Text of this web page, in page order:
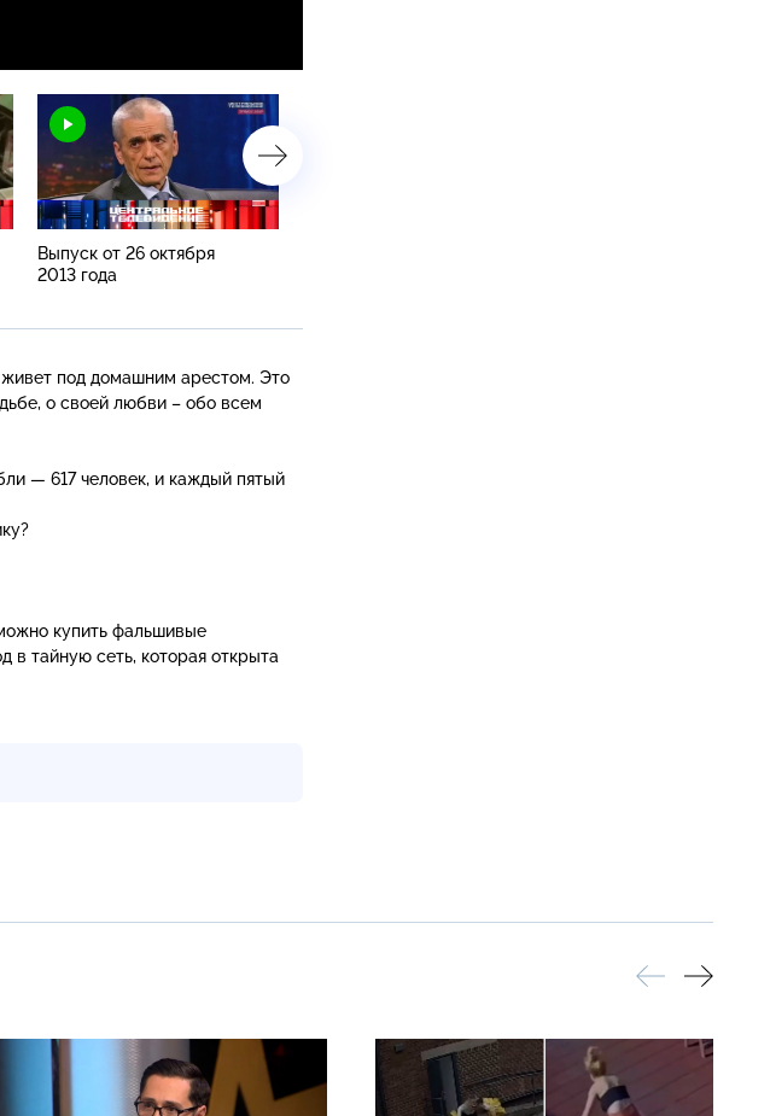
Выпуск от 26 октября
2013 года
живет под домашним арестом. Это
о своей любви – обо всем
— 617 человек, и каждый пятый
купить фальшивые
в тайную сеть, которая открыта